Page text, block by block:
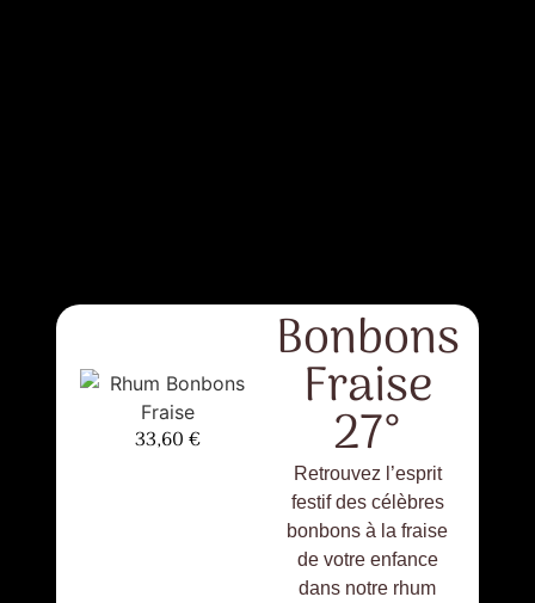
33,60€
Bonbons
Fraise
27°
Retrouvez l’esprit
festif des célèbres
bonbons à la fraise
de votre enfance
dans notre rhum